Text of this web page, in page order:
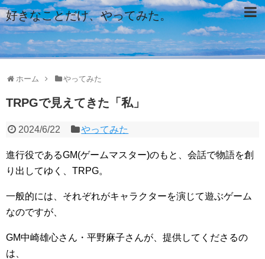
好きなことだけ、やってみた。
ホーム やってみた
TRPGで見えてきた「私」
2024/6/22 やってみた
進行役であるGM(ゲームマスター)のもと、会話で物語を創
り出してゆく、TRPG。
一般的には、それぞれがキャラクターを演じて遊ぶゲーム
なのですが、
GM中崎雄心さん・平野麻子さんが、提供してくださるの
は、